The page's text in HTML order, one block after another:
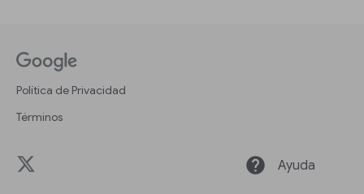
Política de Privacidad
Términos
help Ayuda